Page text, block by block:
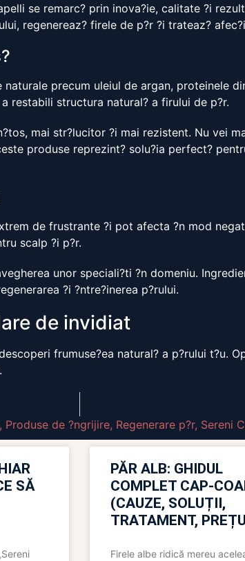
se remarc? prin inova?ie, calitate ?i
regenereaz? firele de p?r ?i trateaz?
precum uleiul de argan, proteinele
restabili structura natural? a firului de p?r.
mai str?lucitor ?i mai rezistent. Nu vei
produse reprezint? solu?ia perfect?
de frustrante ?i pot afecta ?n mod
scalp ?i p?r.
unor speciali?ti ?n domeniu.
?i ?ntre?inerea p?rului.
de invidiat
frumuse?ea natural? a p?rului t?u.
, Produse de ?ngrijire, Regenerare p?r, Sereni
SĂ
PĂR ALB: GHIDUL
COMPLET CAP-
(CAUZE, SOLUȚII,
TRATAMENT,
Firele albe ridică mereu